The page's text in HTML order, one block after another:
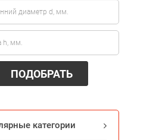
ПОДОБРАТЬ
категории